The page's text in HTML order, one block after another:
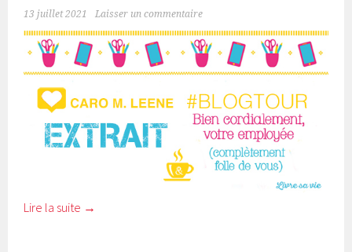
13 juillet 2021 Laisser un commentaire
Lire la suite →